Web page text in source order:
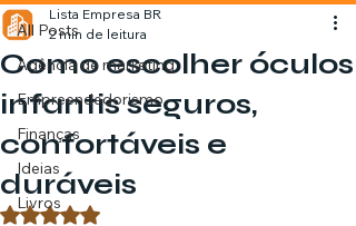
All Posts
Agência de marketing
Empreendedorismo
Finanças
Ideias
Livros
Como escolher óculos
infantis seguros,
confortáveis e
duráveis
Lista Empresa BR
2 min de leitura
Avaliado com NaN de 5 estrelas.